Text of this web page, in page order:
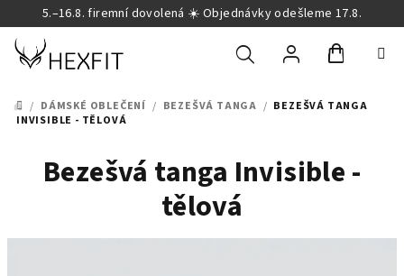
na
obsah
5.–16.8. firemní dovolená ☀️ Objednávky odešleme 17.8.
DOMŮ
/ DÁMSKÉ OBLEČENÍ / BEZEŠVÁ TANGA / BEZEŠVÁ TANGA
INVISIBLE - TĚLOVÁ
Bezešvá tanga Invisible -
tělová